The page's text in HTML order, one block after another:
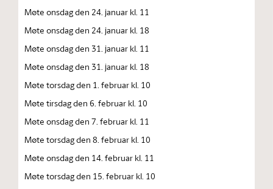
Møte onsdag den 24. januar kl. 11
Møte onsdag den 24. januar kl. 18
Møte onsdag den 31. januar kl. 11
Møte onsdag den 31. januar kl. 18
Møte torsdag den 1. februar kl. 10
Møte tirsdag den 6. februar kl. 10
Møte onsdag den 7. februar kl. 11
Møte torsdag den 8. februar kl. 10
Møte onsdag den 14. februar kl. 11
Møte torsdag den 15. februar kl. 10